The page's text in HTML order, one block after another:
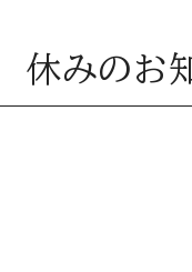
みのお